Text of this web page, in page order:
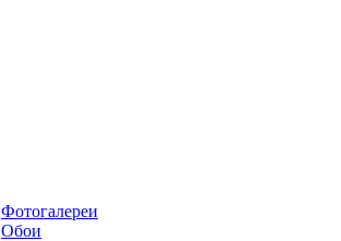
Фотогалереи
Обои